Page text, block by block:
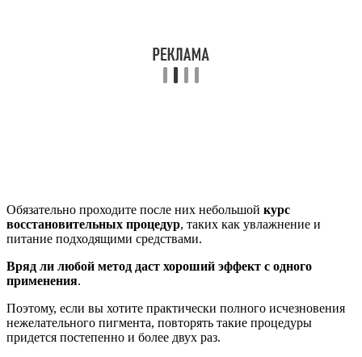
Обязательно проходите после них небольшой курс
восстановительных процедур, таких как увлажнение и
питание подходящими средствами.
Вряд ли любой метод даст хороший эффект с одного
применения.
Поэтому, если вы хотите практически полного исчезновения
нежелательного пигмента, повторять такие процедуры
придется постепенно и более двух раз.